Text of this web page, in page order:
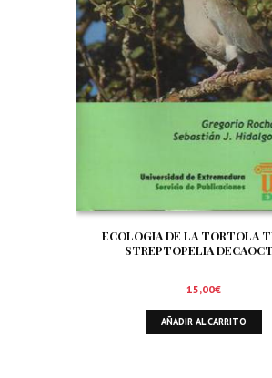
ECOLOGIA DE LA TORTOLA
STREPTOPELIA
15,00€
AÑADIR AL CARRITO